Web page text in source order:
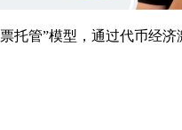
托管”模型，通过代币经